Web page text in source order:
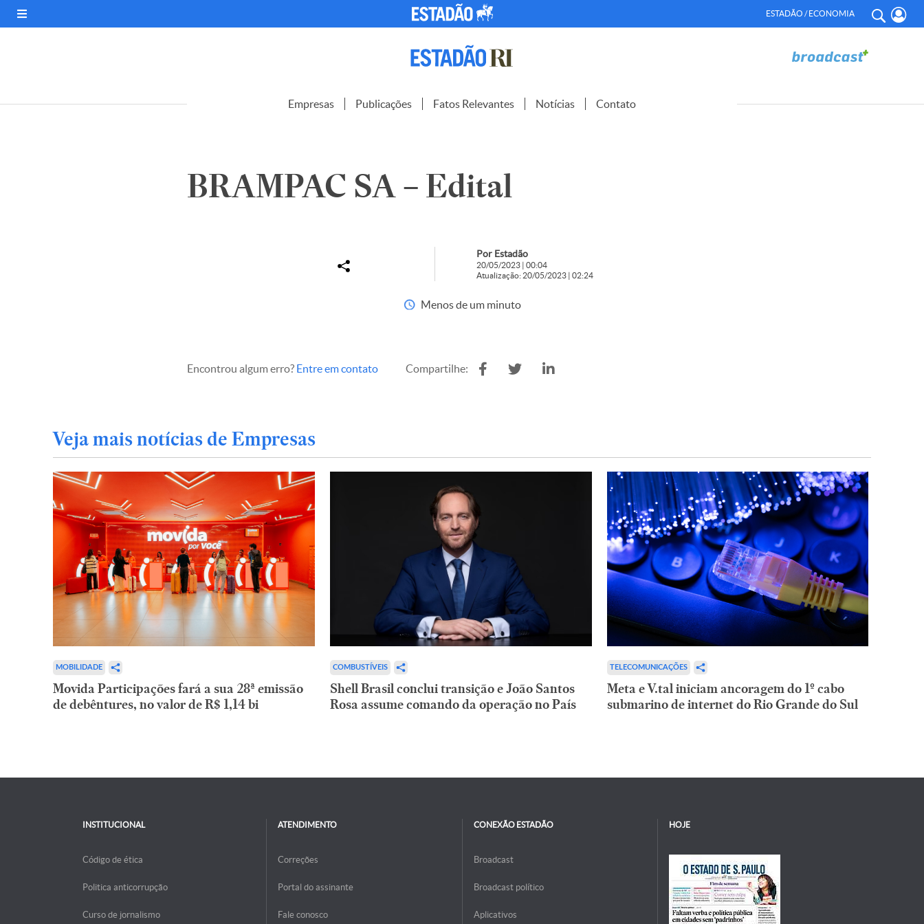
ESTADÃO / ECONOMIA
Empresas Publicações Fatos Relevantes Notícias Contato
BRAMPAC SA – Edital
Por Estadão
20/05/2023 | 00:04
Atualização: 20/05/2023 | 02:24
Menos de um minuto
Encontrou algum erro? Entre em contato Compartilhe:
Veja mais notícias de Empresas
MOBILIDADE
Movida Participações fará a sua 28ª emissão
de debêntures, no valor de R$ 1,14 bi
COMBUSTÍVEIS
Shell Brasil conclui transição e João Santos
Rosa assume comando da operação no País
TELECOMUNICAÇÕES
Meta e V.tal iniciam ancoragem do 1º cabo
submarino de internet do Rio Grande do Sul
INSTITUCIONAL
Código de ética
Politica anticorrupção
Curso de jornalismo
ATENDIMENTO
Correções
Portal do assinante
Fale conosco
CONEXÃO ESTADÃO
Broadcast
Broadcast político
Aplicativos
HOJE